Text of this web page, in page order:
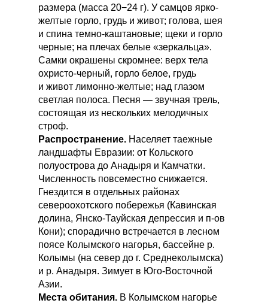
размера (масса 20−24 г). У самцов ярко-
желтые горло, грудь и живот; голова, шея
и спина темно-каштановые; щеки и горло
черные; на плечах белые «зеркальца».
Самки окрашены скромнее: верх тела
охристо-черный, горло белое, грудь
и живот лимонно-желтые; над глазом
светлая полоса. Песня — звучная трель,
состоящая из нескольких мелодичных
строф.
Распространение. Населяет таежные
ландшафты Евразии: от Кольского
полуострова до Анадыря и Камчатки.
Численность повсеместно снижается.
Гнездится в отдельных районах
североохотского побережья (Кавинская
долина, Янско-Тауйская депрессия и п-ов
Кони); спорадично встречается в лесном
поясе Колымского нагорья, бассейне р.
Колымы (на север до г. Среднеколымска)
и р. Анадыря. Зимует в Юго-Восточной
Азии.
Места обитания. В Колымском нагорье